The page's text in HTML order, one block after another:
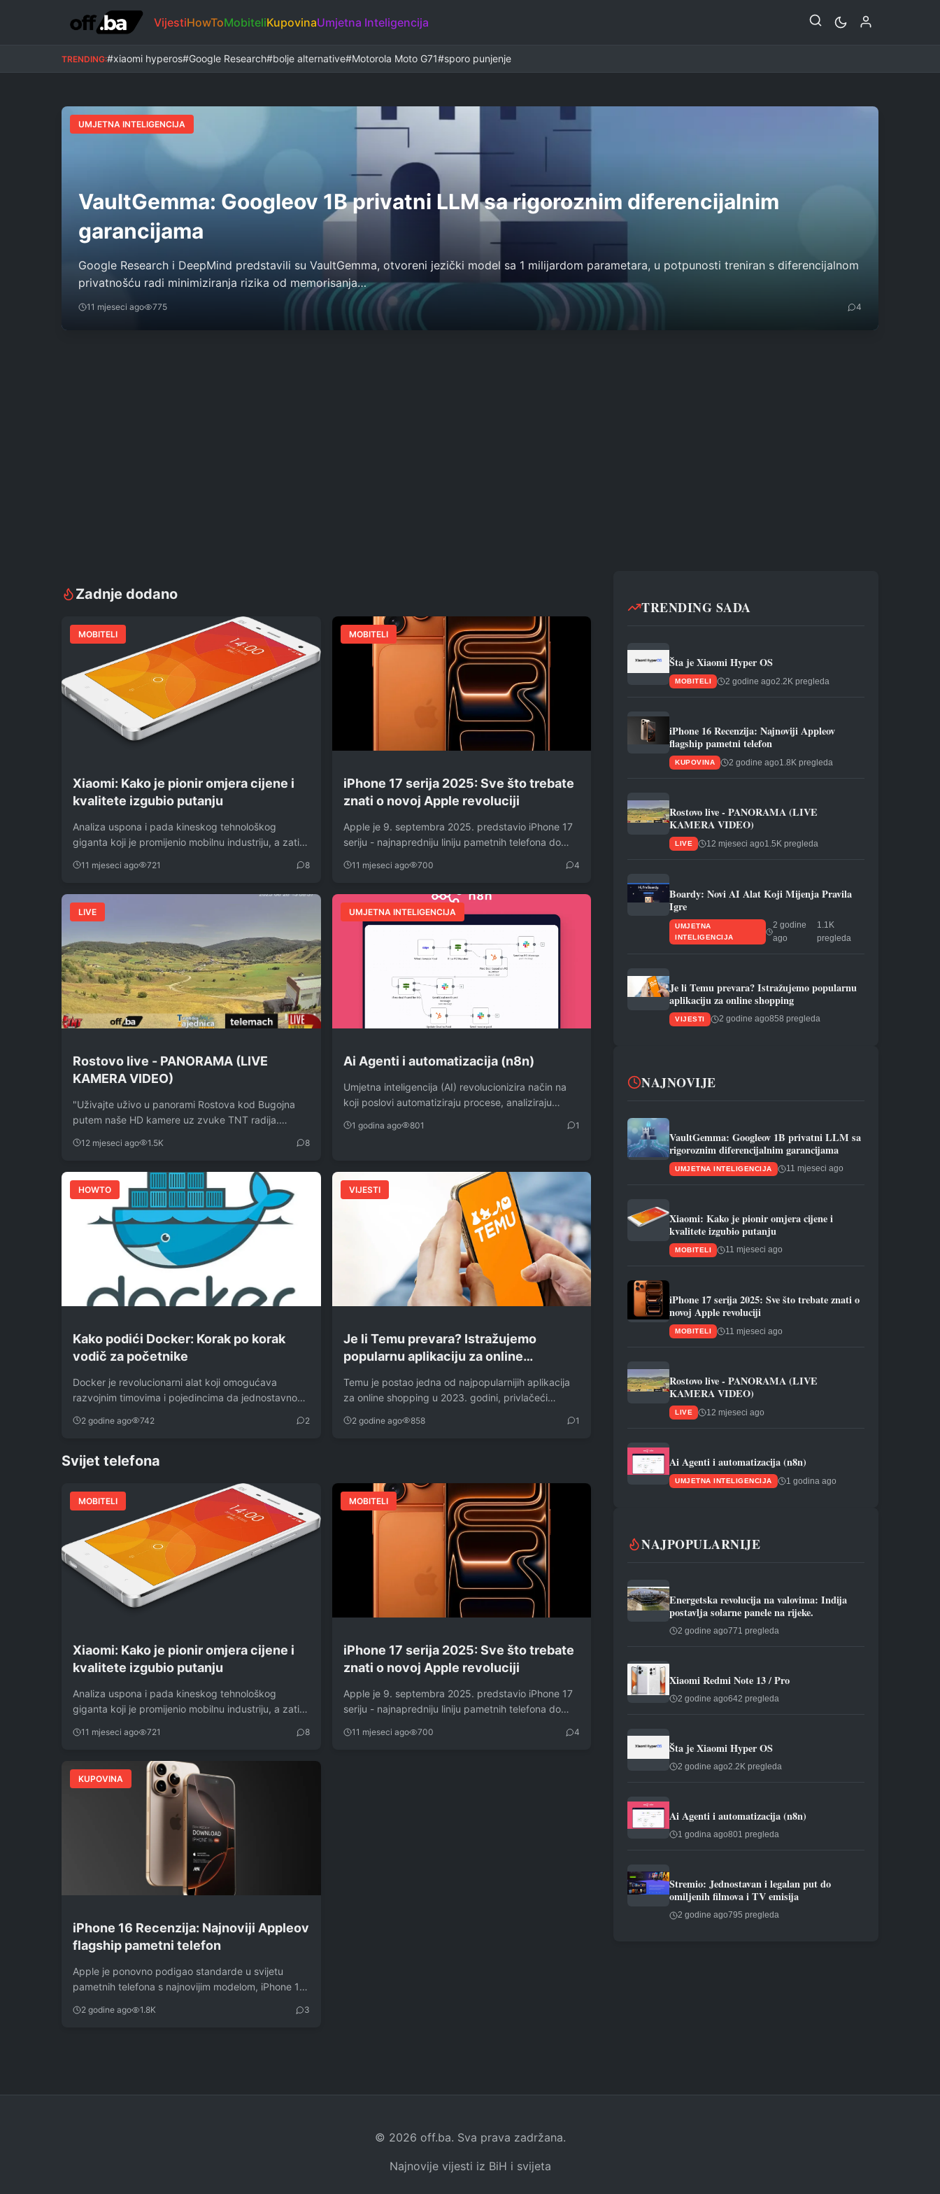
VijestiHowToMobiteliKupovinaUmjetna Inteligencija
TRENDING:#xiaomi hyperos#Google Research#bolje alternative#Motorola Moto G71#sporo punjenje
UMJETNA INTELIGENCIJA
VaultGemma: Googleov 1B privatni LLM sa rigoroznim diferencijalnim
garancijama
Google Research i DeepMind predstavili su VaultGemma, otvoreni jezički model sa 1 milijardom parametara, u potpunosti treniran s diferencijalnom
privatnošću radi minimiziranja rizika od memorisanja…
11 mjeseci ago 775 4
Zadnje dodano
MOBITELI
Xiaomi: Kako je pionir omjera cijene i
kvalitete izgubio putanju
Analiza uspona i pada kineskog tehnološkog
giganta koji je promijenio mobilnu industriju, a zatim
11 mjeseci ago 721 8
MOBITELI
iPhone 17 serija 2025: Sve što trebate
znati o novoj Apple revoluciji
Apple je 9. septembra 2025. predstavio iPhone 17
seriju - najnapredniju liniju pametnih telefona do…
11 mjeseci ago 700 4
LIVE
Rostovo live - PANORAMA (LIVE
KAMERA VIDEO)
"Uživajte uživo u panorami Rostova kod Bugojna
putem naše HD kamere uz zvuke TNT radija.…
12 mjeseci ago 1.5K 8
UMJETNA INTELIGENCIJA
Ai Agenti i automatizacija (n8n)
Umjetna inteligencija (AI) revolucionizira način na
koji poslovi automatiziraju procese, analiziraju
1 godina ago 801 1
HOWTO
Kako podići Docker: Korak po korak
vodič za početnike
Docker je revolucionarni alat koji omogućava
razvojnim timovima i pojedincima da jednostavno
2 godine ago 742 2
VIJESTI
Je li Temu prevara? Istražujemo
popularnu aplikaciju za online
Temu je postao jedna od najpopularnijih aplikacija
za online shopping u 2023. godini, privlačeći
2 godine ago 858 1
Svijet telefona
MOBITELI
Xiaomi: Kako je pionir omjera cijene i
kvalitete izgubio putanju
Analiza uspona i pada kineskog tehnološkog
giganta koji je promijenio mobilnu industriju, a zatim
11 mjeseci ago 721 8
MOBITELI
iPhone 17 serija 2025: Sve što trebate
znati o novoj Apple revoluciji
Apple je 9. septembra 2025. predstavio iPhone 17
seriju - najnapredniju liniju pametnih telefona do…
11 mjeseci ago 700 4
KUPOVINA
iPhone 16 Recenzija: Najnoviji Appleov
flagship pametni telefon
Apple je ponovno podigao standarde u svijetu
pametnih telefona s najnovijim modelom, iPhone 16.
2 godine ago 1.8K 3
TRENDING SADA
Šta je Xiaomi Hyper OS
MOBITELI 2 godine ago2.2K pregleda
iPhone 16 Recenzija: Najnoviji Appleov
flagship pametni telefon
KUPOVINA 2 godine ago1.8K pregleda
Rostovo live - PANORAMA (LIVE
KAMERA VIDEO)
LIVE 12 mjeseci ago1.5K pregleda
Boardy: Novi AI Alat Koji Mijenja Pravila
Igre
UMJETNA
INTELIGENCIJA
2 godine
ago
1.1K
pregleda
Je li Temu prevara? Istražujemo popularnu
aplikaciju za online shopping
VIJESTI 2 godine ago858 pregleda
NAJNOVIJE
VaultGemma: Googleov 1B privatni LLM sa
rigoroznim diferencijalnim garancijama
UMJETNA INTELIGENCIJA 11 mjeseci ago
Xiaomi: Kako je pionir omjera cijene i
kvalitete izgubio putanju
MOBITELI 11 mjeseci ago
iPhone 17 serija 2025: Sve što trebate znati o
novoj Apple revoluciji
MOBITELI 11 mjeseci ago
Rostovo live - PANORAMA (LIVE
KAMERA VIDEO)
LIVE 12 mjeseci ago
Ai Agenti i automatizacija (n8n)
UMJETNA INTELIGENCIJA 1 godina ago
NAJPOPULARNIJE
Energetska revolucija na valovima: Indija
postavlja solarne panele na rijeke.
2 godine ago771 pregleda
Xiaomi Redmi Note 13 / Pro
2 godine ago642 pregleda
Šta je Xiaomi Hyper OS
2 godine ago2.2K pregleda
Ai Agenti i automatizacija (n8n)
1 godina ago801 pregleda
Stremio: Jednostavan i legalan put do
omiljenih filmova i TV emisija
2 godine ago795 pregleda
© 2026 off.ba. Sva prava zadržana.
Najnovije vijesti iz BiH i svijeta